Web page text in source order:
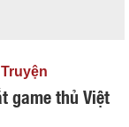
game thủ Việt